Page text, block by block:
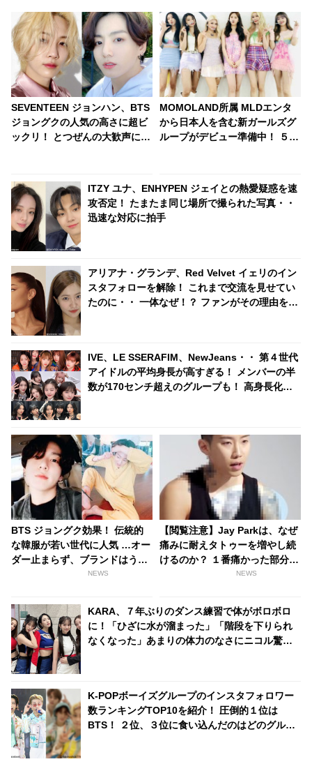
SEVENTEEN ジョンハン、BTS
ジョングクの人気の高さに超ビ
ックリ！ とつぜんの大歓声に目
ンのかわいすぎるリアクション
にくぎづけ
MOMOLAND所属 MLDエンタ
から日本人を含む新ガールズグ
ループがデビュー準備中！ ５万
ITZY ユナ、ENHYPEN ジェイとの熱愛疑惑を速
攻否定！ たまたま同じ場所で撮られた写真・・
迅速な対応に拍手
アリアナ・グランデ、Red Velvet イェリのイン
スタフォローを解除！ これまで交流を見せてい
たのに・・ 一体なぜ！？ ファンがその理由を推
IVE、LE SSERAFIM、NewJeans・・ 第４世代
アイドルの平均身長が高すぎる！ メンバーの半
数が170センチ超えのグループも！ 高身長化を
BTS ジョングク効果！ 伝統的
な韓服が若い世代に人気 …オー
ダー止まらず、ブランドはうれ
NEWS
【閲覧注意】Jay Parkは、なぜ
痛みに耐えタトゥーを増やし続
けるのか？ １番痛かった部分や
タトゥーの意味、始めたキッカ
NEWS
KARA、７年ぶりのダンス練習で体がボロボロ
に！「ひざに水が溜まった」「階段を下りられ
なくなった」あまりの体力のなさにニコル驚
K-POPボーイズグループのインスタフォロワー
数ランキングTOP10を紹介！ 圧倒的１位は
BTS！ ２位、３位に食い込んだのはどのグルー